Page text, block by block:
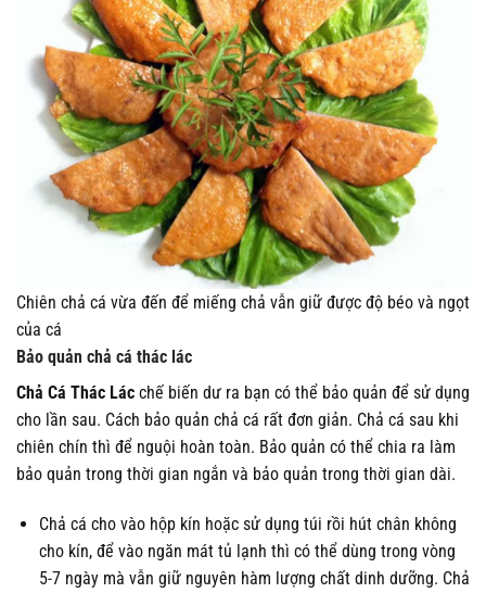
Chiên chả cá vừa đến để miếng chả vẫn giữ được độ béo và ngọt
của cá
Bảo quản chả cá thác lác
Chả Cá Thác Lác chế biến dư ra bạn có thể bảo quản để sử dụng
cho lần sau. Cách bảo quản chả cá rất đơn giản. Chả cá sau khi
chiên chín thì để nguội hoàn toàn. Bảo quản có thể chia ra làm
bảo quản trong thời gian ngắn và bảo quản trong thời gian dài.
Chả cá cho vào hộp kín hoặc sử dụng túi rồi hút chân không
cho kín, để vào ngăn mát tủ lạnh thì có thể dùng trong vòng
5-7 ngày mà vẫn giữ nguyên hàm lượng chất dinh dưỡng. Chả